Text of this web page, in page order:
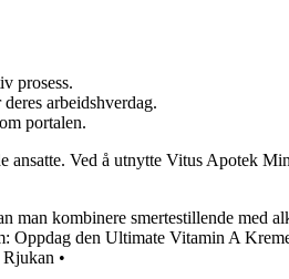
prosess.
arbeidshverdag.
portalen.
ansatte. Ved å utnytte Vitus Apotek
man kombinere smertestillende med
Oppdag den Ultimate Vitamin A
•